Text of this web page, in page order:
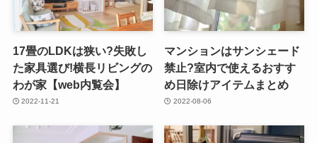
17畳のLDKは狭い?失敗し
た家具選び!横長リビングの
わが家【web内覧会】
2022-11-21
マンションはサンシェード
禁止?室内で使えるおすす
め日除けアイテムまとめ
2022-08-06